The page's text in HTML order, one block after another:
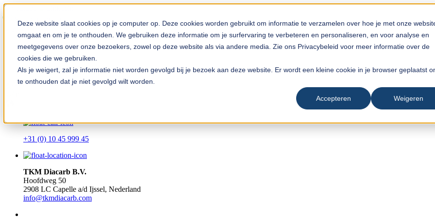
Deze website slaat cookies op je computer op. Deze cookies worden gebruikt om informatie te verzamelen over hoe je met onze
omgaat en om je te onthouden. We gebruiken deze informatie om je surfervaring te verbeteren en personaliseren, en voor analyse en
meetgegevens over onze bezoekers, zowel op deze website als via andere media. Zie ons Privacybeleid voor meer informatie over de
cookies die we gebruiken.
Als je weigert, zal je informatie niet worden gevolgd bij je bezoek aan deze website. Er wordt een kleine cookie in je browser geplaatst
te onthouden dat je niet gevolgd wilt worden.
Accepteren Weigeren
Solution Finder
TKM App
+31 (0) 10 45 999 45
TKM Diacarb B.V.
Hoofdweg 50
2908 LC Capelle a/d Ijssel, Nederland
info@tkmdiacarb.com